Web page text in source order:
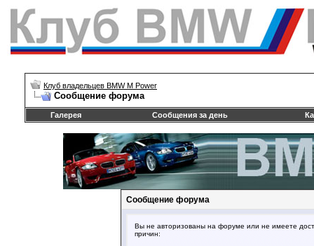
Клуб владельцев BMW M Power
Сообщение форума
Галерея Сообщения за день
Сообщение форума
Вы не авторизованы на форуме или не имеете
причин: